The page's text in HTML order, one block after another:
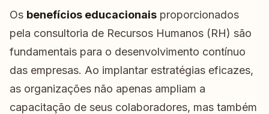
Os benefícios educacionais proporcionados
pela consultoria de Recursos Humanos (RH) são
fundamentais para o desenvolvimento contínuo
das empresas. Ao implantar estratégias eficazes,
as organizações não apenas ampliam a
capacitação de seus colaboradores, mas também